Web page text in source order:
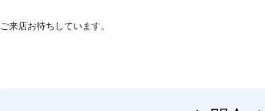
ご来店お待ちしています。